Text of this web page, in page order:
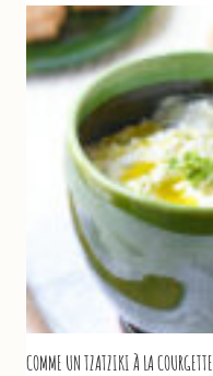
COMME UN TZATZIKI À LA COURGETTE…